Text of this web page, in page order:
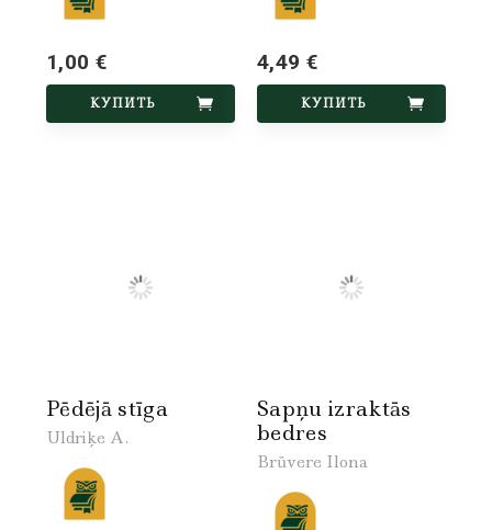
1,00 €
КУПИТЬ
4,49 €
КУПИТЬ
Pēdējā stīga
Uldriķe A.
Sapņu izraktās
bedres
Brūvere Ilona